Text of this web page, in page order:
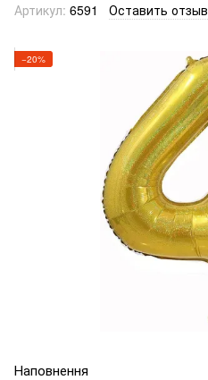
Артикул: 6591 Оставить отзыв
−20%
Наповнення